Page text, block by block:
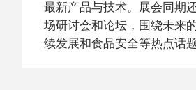
最新产品与技术。展会同期
场研讨会和论坛，围绕未来
续发展和食品安全等热点话